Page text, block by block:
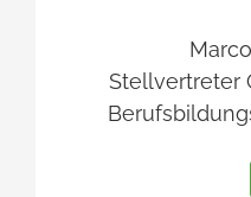
Stellvertreter